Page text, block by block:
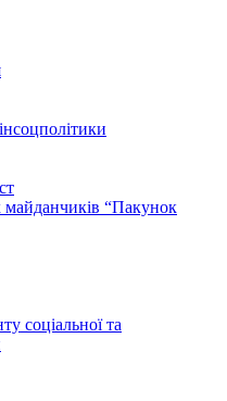
майданчиків “Пакунок
соціальної та